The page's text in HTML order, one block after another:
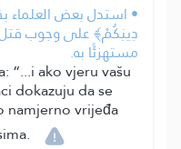
• استدل بعض العلماء
دِينِكُمْ﴾ على وجوب
مستهزئًا به.
“...i ako vjeru vašu
dokazuju da se
namjerno vrijeđa